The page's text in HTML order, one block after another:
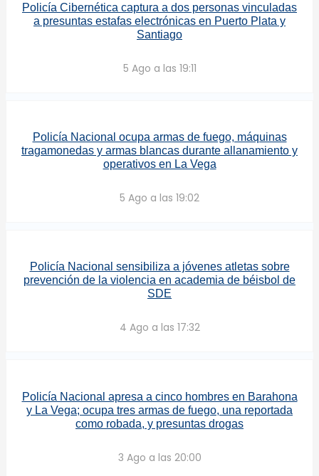
Policía Cibernética captura a dos personas vinculadas
a presuntas estafas electrónicas en Puerto Plata y
Santiago
5 Ago a las 19:11
Policía Nacional ocupa armas de fuego, máquinas
tragamonedas y armas blancas durante allanamiento y
operativos en La Vega
5 Ago a las 19:02
Policía Nacional sensibiliza a jóvenes atletas sobre
prevención de la violencia en academia de béisbol de
SDE
4 Ago a las 17:32
Policía Nacional apresa a cinco hombres en Barahona
y La Vega; ocupa tres armas de fuego, una reportada
como robada, y presuntas drogas
3 Ago a las 20:00